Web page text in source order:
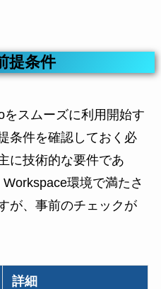
提条件
スムーズに利用開始す
条件を確認しておく必
に技術的な要件であ
環境で満たさ
が、事前のチェックが
詳細